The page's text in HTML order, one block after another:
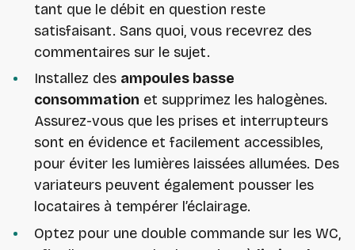
tant que le débit en question reste
satisfaisant. Sans quoi, vous recevrez des
commentaires sur le sujet.
Installez des ampoules basse
consommation et supprimez les halogènes.
Assurez-vous que les prises et interrupteurs
sont en évidence et facilement accessibles,
pour éviter les lumières laissées allumées. Des
variateurs peuvent également pousser les
locataires à tempérer l’éclairage.
Optez pour une double commande sur les WC,